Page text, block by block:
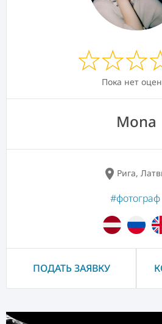
Пока нет
Mona
location_on Рига,
#фотограф
ПОДАТЬ ЗАЯВКУ